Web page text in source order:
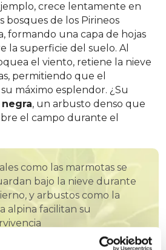
crece lentamente en
bosques de los Pirineos
formando una capa de hojas
la superficie del suelo. Al
el viento, retiene la nieve
permitiendo que el
máximo esplendor. ¿Su
, un arbusto denso que
el campo durante el
como las marmotas se
bajo la nieve durante
y arbustos como la
alpina facilitan su